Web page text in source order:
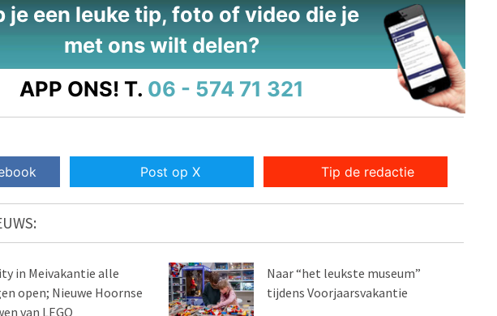
je een leuke tip, foto of video die je
met ons wilt delen?
APP ONS! T. 06 - 574 71 321
Post op X Tip de redactie
in Meivakantie alle
open; Nieuwe Hoornse
van LEGO
Naar “het leukste museum”
tijdens Voorjaarsvakantie